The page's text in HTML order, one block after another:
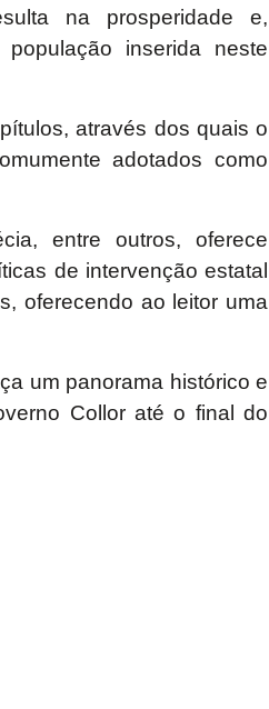
na prosperidade e,
inserida neste
através dos quais o
adotados como
entre outros, oferece
de intervenção estatal
oferecendo ao leitor uma
um panorama histórico e
Collor até o final do